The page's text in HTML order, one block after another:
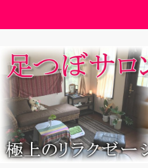
ン
ツ
へ
ス
キ
ッ
プ